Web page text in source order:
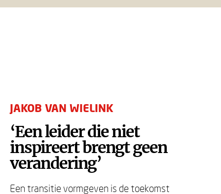
JAKOB VAN WIELINK
‘Een leider die niet
inspireert brengt geen
verandering’
Een transitie vormgeven is de toekomst